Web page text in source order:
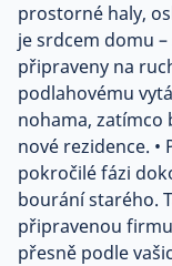
prostorné haly,
je srdcem domu
připraveny na
podlahovému
nohama, zatímco
nové rezidence.
pokročilé fázi
bourání starého.
připravenou
přesně podle